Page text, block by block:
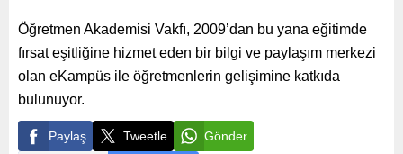
Öğretmen Akademisi Vakfı, 2009’dan bu yana eğitimde
fırsat eşitliğine hizmet eden bir bilgi ve paylaşım merkezi
olan eKampüs ile öğretmenlerin gelişimine katkıda
bulunuyor.
Paylaş Tweetle Gönder